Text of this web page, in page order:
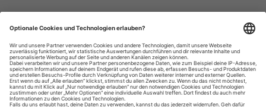
Datenschutzhinweise
Impressum
Privatsphäre-Einstellungen